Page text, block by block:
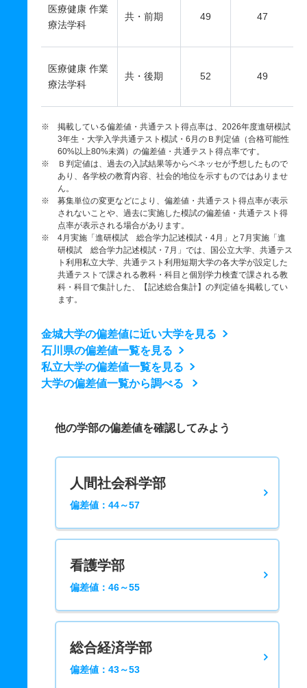
医療健康 作業
療法学科
共・前期 49 47
医療健康 作業
療法学科
共・後期 52 49
※ 掲載している偏差値・共通テスト得点率は、2026年度進研模試
3年生・大学入学共通テスト模試・6月のＢ判定値（合格可能性
60%以上80%未満）の偏差値・共通テスト得点率です。
※ Ｂ判定値は、過去の入試結果等からベネッセが予想したもので
あり、各学校の教育内容、社会的地位を示すものではありませ
ん。
※ 募集単位の変更などにより、偏差値・共通テスト得点率が表示
されないことや、過去に実施した模試の偏差値・共通テスト得
点率が表示される場合があります。
※ 4月実施「進研模試 総合学力記述模試・4月」と7月実施「進
研模試 総合学力記述模試・7月」では、国公立大学、共通テス
ト利用私立大学、共通テスト利用短期大学の各大学が設定した
共通テストで課される教科・科目と個別学力検査で課される教
科・科目で集計した、【記述総合集計】の判定値を掲載してい
ます。
金城大学の偏差値に近い大学を見る
石川県の偏差値一覧を見る
私立大学の偏差値一覧を見る
大学の偏差値一覧から調べる
他の学部の偏差値を確認してみよう
人間社会科学部
偏差値：44～57
看護学部
偏差値：46～55
総合経済学部
偏差値：43～53